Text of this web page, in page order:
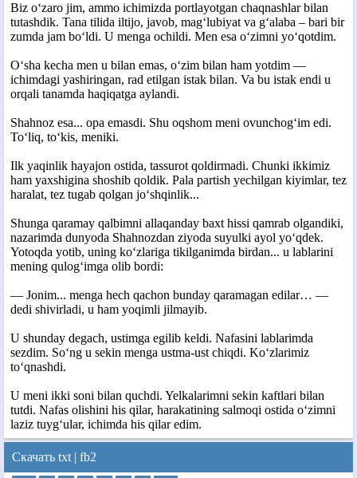
Biz o‘zaro jim, ammo ichimizda portlayotgan chaqnashlar bilan
tutashdik. Tana tilida iltijo, javob, mag‘lubiyat va g‘alaba – bari bir
zumda jam bo‘ldi. U menga ochildi. Men esa o‘zimni yo‘qotdim.
O‘sha kecha men u bilan emas, o‘zim bilan ham yotdim —
ichimdagi yashiringan, rad etilgan istak bilan. Va bu istak endi u
orqali tanamda haqiqatga aylandi.
Shahnoz esa... opa emasdi. Shu oqshom meni ovunchog‘im edi.
To‘liq, to‘kis, meniki.
Ilk yaqinlik hayajon ostida, tassurot qoldirmadi. Chunki ikkimiz
ham yaxshigina shoshib qoldik. Pala partish yechilgan kiyimlar, tez
haralat, tez tugab qolgan jo‘shqinlik...
Shunga qaramay qalbimni allaqanday baxt hissi qamrab olgandiki,
nazarimda dunyoda Shahnozdan ziyoda suyulki ayol yo‘qdek.
Yotoqda yotib, uning ko‘zlariga tikilganimda birdan... u lablarini
mening qulog‘imga olib bordi:
— Jonim... menga hech qachon bunday qaramagan edilar… —
dedi shivirladi, u ham yoqimli jilmayib.
U shunday degach, ustimga egilib keldi. Nafasini lablarimda
sezdim. So‘ng u sekin menga ustma-ust chiqdi. Ko‘zlarimiz
to‘qnashdi.
U meni ikki soni bilan quchdi. Yelkalarimni sekin kaftlari bilan
tutdi. Nafas olishini his qilar, harakatining salmoqi ostida o‘zimni
laziz tuyg‘ular, ichimda his qilar edim.
Скачать txt | fb2